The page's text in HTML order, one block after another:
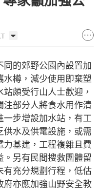
的郊野公園內設置加
水樽，減少使用即棄塑
頗受行山人士歡迎，
部分人將食水用作清
一步增設加水站，有工
水及供電設施，或需
基建，工程複雜且費
。另有民間搜救團體留
有充分規劃行程，低估
府亦應加強山野安全教